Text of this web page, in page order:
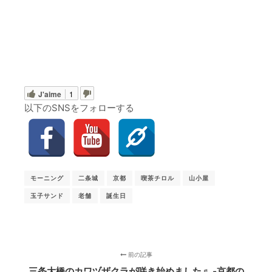
J'aime 1
以下のSNSをフォローする
モーニング 二条城 京都 喫茶チロル 山小屋
玉子サンド 老舗 誕生日
前の記事